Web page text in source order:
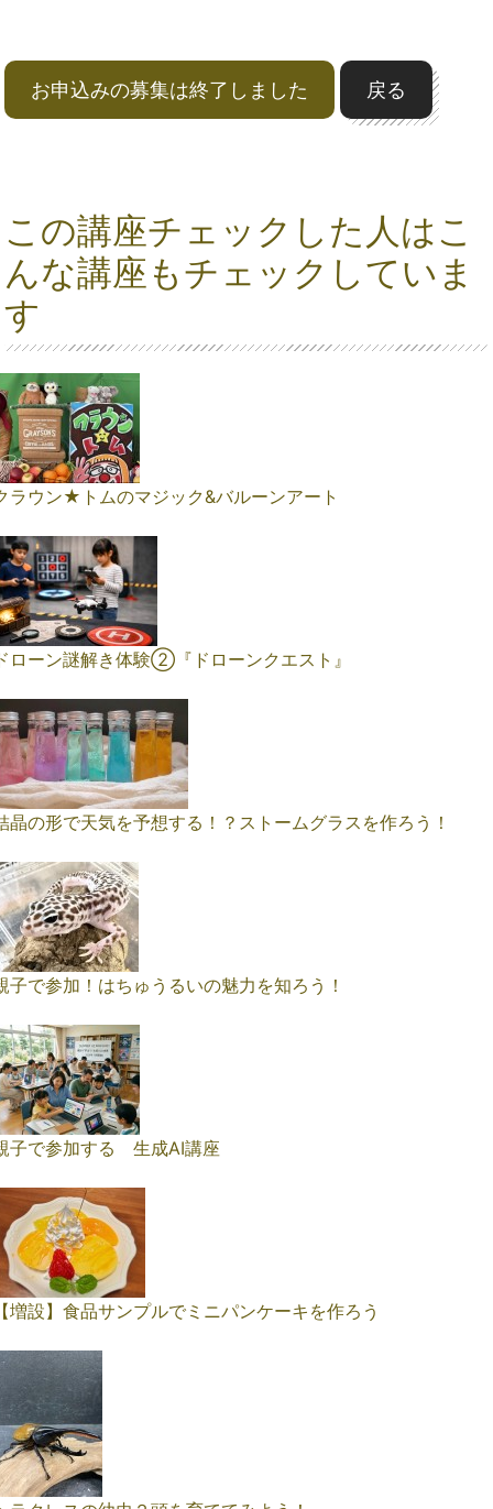
お申込みの募集は終了しました 戻る
この講座チェックした人はこ
んな講座もチェックしていま
す
ラウン★トムのマジック&バルーンアート
ローン謎解き体験➁『ドローンクエスト』
晶の形で天気を予想する！？ストームグラスを作ろう！
子で参加！はちゅうるいの魅力を知ろう！
子で参加する 生成AI講座
増設】食品サンプルでミニパンケーキを作ろう